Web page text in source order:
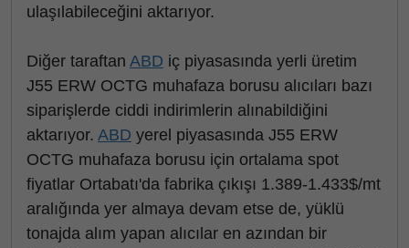
ulaşılabileceğini aktarıyor.
Diğer taraftan ABD iç piyasasında yerli üretim
J55 ERW OCTG muhafaza borusu alıcıları bazı
siparişlerde ciddi indirimlerin alınabildiğini
aktarıyor. ABD yerel piyasasında J55 ERW
OCTG muhafaza borusu için ortalama spot
fiyatlar Ortabatı'da fabrika çıkışı 1.389-1.433$/mt
aralığında yer almaya devam etse de, yüklü
tonajda alım yapan alıcılar en azından bir